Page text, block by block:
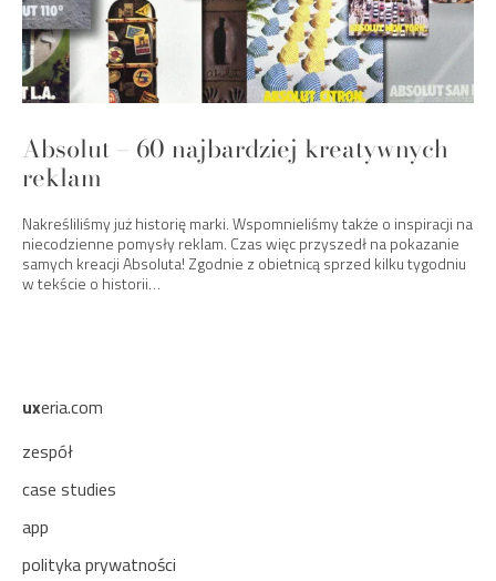
Absolut – 60 najbardziej kreatywnych
reklam
Nakreśliliśmy już historię marki. Wspomnieliśmy także o inspiracji na
niecodzienne pomysły reklam. Czas więc przyszedł na pokazanie
samych kreacji Absoluta! Zgodnie z obietnicą sprzed kilku tygodniu
w tekście o historii…
uxeria.com
zespół
case studies
app
polityka prywatności